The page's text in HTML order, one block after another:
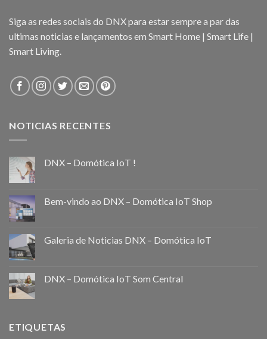
Siga as redes sociais do DNX para estar sempre a par das
ultimas noticias e lançamentos em Smart Home | Smart Life |
Smart Living.
NOTICIAS RECENTES
DNX – Domótica IoT !
Bem-vindo ao DNX – Domótica IoT Shop
Galeria de Noticias DNX – Domótica IoT
DNX – Domótica IoT Som Central
ETIQUETAS